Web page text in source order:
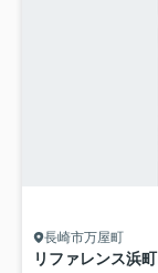
長崎市万屋町
リファレンス浜町